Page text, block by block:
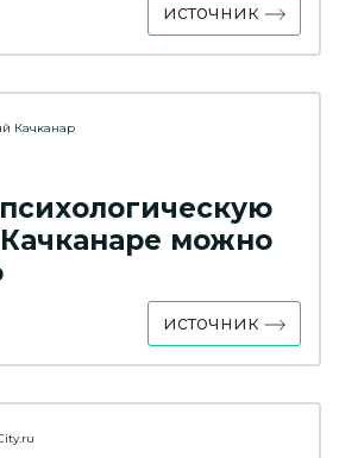
источник
Качканар
можно
источник